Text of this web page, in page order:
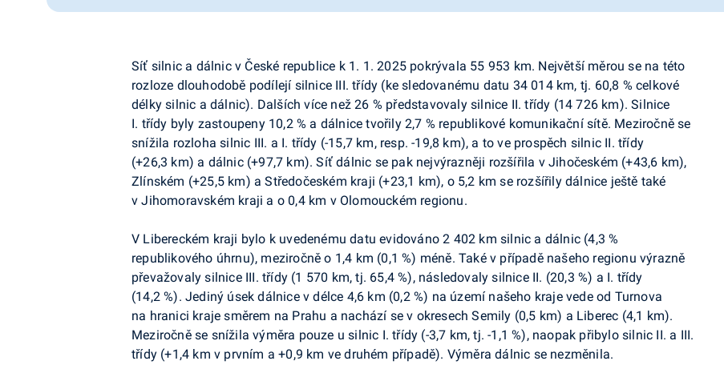
Síť silnic a dálnic v České republice k 1. 1. 2025 pokrývala 55 953 km. Největší měrou se na této
rozloze dlouhodobě podílejí silnice III. třídy (ke sledovanému datu 34 014 km, tj. 60,8 % celkové
délky silnic a dálnic). Dalších více než 26 % představovaly silnice II. třídy (14 726 km). Silnice
I. třídy byly zastoupeny 10,2 % a dálnice tvořily 2,7 % republikové komunikační sítě. Meziročně se
snížila rozloha silnic III. a I. třídy (-15,7 km, resp. -19,8 km), a to ve prospěch silnic II. třídy
(+26,3 km) a dálnic (+97,7 km). Síť dálnic se pak nejvýrazněji rozšířila v Jihočeském (+43,6 km),
Zlínském (+25,5 km) a Středočeském kraji (+23,1 km), o 5,2 km se rozšířily dálnice ještě také
v Jihomoravském kraji a o 0,4 km v Olomouckém regionu.
V Libereckém kraji bylo k uvedenému datu evidováno 2 402 km silnic a dálnic (4,3 %
republikového úhrnu), meziročně o 1,4 km (0,1 %) méně. Také v případě našeho regionu výrazně
převažovaly silnice III. třídy (1 570 km, tj. 65,4 %), následovaly silnice II. (20,3 %) a I. třídy
(14,2 %). Jediný úsek dálnice v délce 4,6 km (0,2 %) na území našeho kraje vede od Turnova
na hranici kraje směrem na Prahu a nachází se v okresech Semily (0,5 km) a Liberec (4,1 km).
Meziročně se snížila výměra pouze u silnic I. třídy (-3,7 km, tj. -1,1 %), naopak přibylo silnic II. a III.
třídy (+1,4 km v prvním a +0,9 km ve druhém případě). Výměra dálnic se nezměnila.